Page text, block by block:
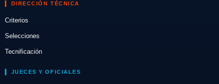
DIRECCIÓN TÉCNICA
Criterios
Selecciones
Tecnificación
JUECES Y OFICIALES